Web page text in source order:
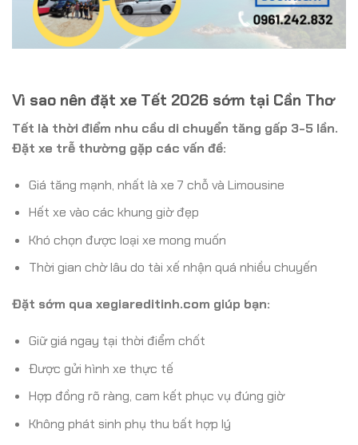
Vì sao nên đặt xe Tết 2026 sớm tại Cần Thơ
Tết là thời điểm nhu cầu di chuyển tăng gấp 3-5 lần.
Đặt xe trễ thường gặp các vấn đề:
Giá tăng mạnh, nhất là xe 7 chỗ và Limousine
Hết xe vào các khung giờ đẹp
Khó chọn được loại xe mong muốn
Thời gian chờ lâu do tài xế nhận quá nhiều chuyến
Đặt sớm qua xegiareditinh.com giúp bạn:
Giữ giá ngay tại thời điểm chốt
Được gửi hình xe thực tế
Hợp đồng rõ ràng, cam kết phục vụ đúng giờ
Không phát sinh phụ thu bất hợp lý